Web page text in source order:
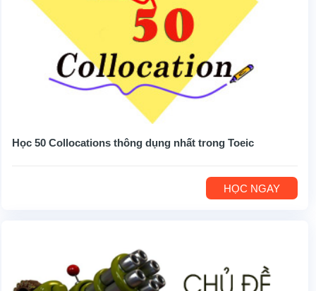
Học 50 Collocations thông dụng nhất trong Toeic
HỌC NGAY